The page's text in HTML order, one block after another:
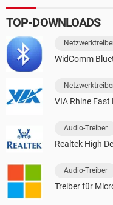
TOP-DOWNLOADS
WidComm
VIA Rhine Fast
Audio-Treiber
Realtek High
Audio-Treiber
Treiber für